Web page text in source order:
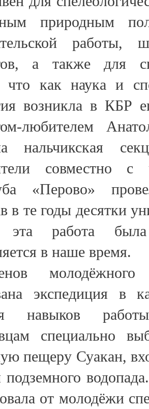
природным
а также для
что как наука и
возникла в КБР
любителем
нальчикская
совместно с
«Перово»
в те годы десятки
работа была
в наше время.
экспедиция в
навыков
специально
пещеру Суакан,
подземного
от молодёжи